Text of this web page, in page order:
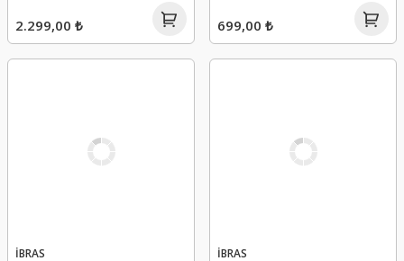
2.299,00 ₺ 699,00 ₺
İBRAS İBRAS